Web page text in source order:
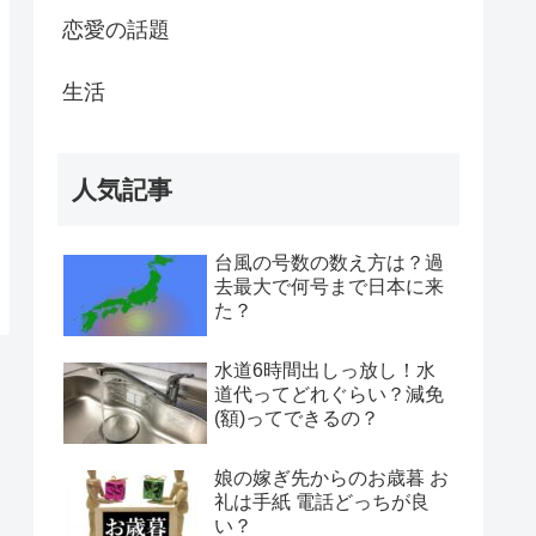
恋愛の話題
生活
人気記事
台風の号数の数え方は？過
去最大で何号まで日本に来
た？
水道6時間出しっ放し！水
道代ってどれぐらい？減免
(額)ってできるの？
娘の嫁ぎ先からのお歳暮 お
礼は手紙 電話どっちが良
い？